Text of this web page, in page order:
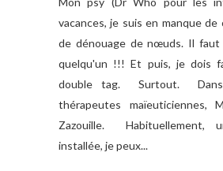
vacances, je suis en manque
de dénouage de nœuds. Il faut
quelqu'un !!! Et puis, je dois
double tag. Surtout.
thérapeutes maïeuticiennes,
Zazouille. Habituellement,
installée, je peux...